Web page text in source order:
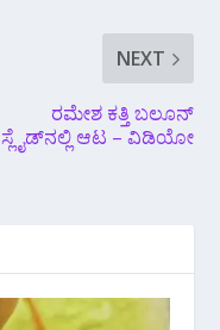
NEXT
ರಮೇಶ ಕತ್ತಿ ಬಲೂನ್
ಸ್ಲೈಡ್‌ನಲ್ಲಿ ಆಟ – ವಿಡಿಯೋ